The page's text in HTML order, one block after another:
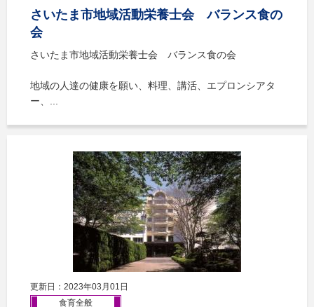
さいたま市地域活動栄養士会 バランス食の
会
さいたま市地域活動栄養士会 バランス食の会
地域の人達の健康を願い、料理、講活、エプロンシアタ
ー、...
更新日：2023年03月01日
食育全般